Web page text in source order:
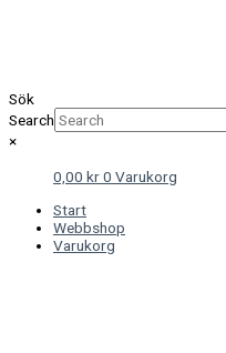
Sök
Search
×
0,00 kr0 Varukorg
Start
Webbshop
Varukorg